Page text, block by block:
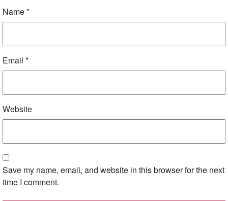
Name*
Email *
Website
Save my name, email, and website in this browser for the next
time I comment.